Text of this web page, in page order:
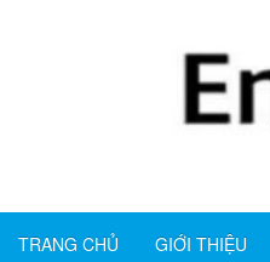
TRANG CHỦ GIỚI THIỆU